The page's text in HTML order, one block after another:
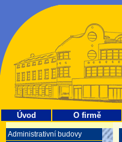
Úvod O firmě
Administrativní budovy